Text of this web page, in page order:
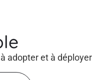
adopter et à